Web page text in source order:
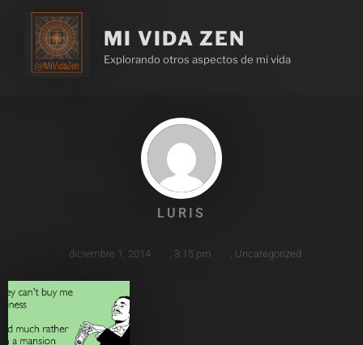
MI VIDA ZEN
Explorando otros aspectos de mi vida
LURIS
diciembre 1, 2014 3:15 pm Uncategorized